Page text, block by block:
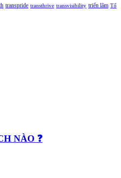
transpride transthrive transvisibility triển lãm Tổ
NÀO ❓